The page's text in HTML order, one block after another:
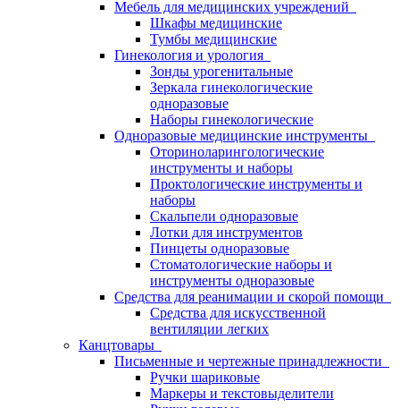
Мебель для медицинских учреждений
Шкафы медицинские
Тумбы медицинские
Гинекология и урология
Зонды урогенитальные
Зеркала гинекологические
одноразовые
Наборы гинекологические
Одноразовые медицинские инструменты
Оториноларингологические
инструменты и наборы
Проктологические инструменты и
наборы
Скальпели одноразовые
Лотки для инструментов
Пинцеты одноразовые
Стоматологические наборы и
инструменты одноразовые
Средства для реанимации и скорой помощи
Средства для искусственной
вентиляции легких
Канцтовары
Письменные и чертежные принадлежности
Ручки шариковые
Маркеры и текстовыделители